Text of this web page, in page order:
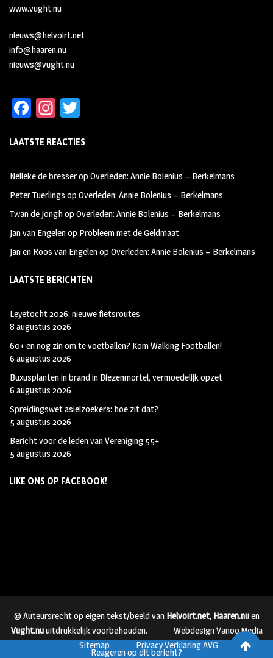
www.vught.nu
nieuws@helvoirt.net
info@haaren.nu
nieuws@vught.nu
Fa
b
oo
k
In
ag
m
tt
LAATSTE REACTIES
Nelleke de bresseropOverleden: Annie Bolenius – Berkelmans
Peter Tuerlings opOverleden: Annie Bolenius – Berkelmans
Twan de JonghopOverleden: Annie Bolenius – Berkelmans
Jan van Engelenop Probleem met de Geldmaat
Jan en Roos van EngelenopOverleden: Annie Bolenius – Berkelmans
LAATSTE BERICHTEN
Leyetocht 2026: nieuwe fietsroutes
8 augustus 2026
60+ en nog zin om te voetballen? Kom Walking Footballen!
6 augustus 2026
Buxusplanten in brand in Biezenmortel, vermoedelijk opzet
6 augustus 2026
Spreidingswet asielzoekers: hoe zit dat?
5 augustus 2026
Bericht voor de leden van Vereniging 55+
5 augustus 2026
LIKE ONS OP FACEBOOK!
Reageren op dit bericht?
© Auteursrecht op eigen tekst/beeld van Helvoirt.net, Haaren.nuen
Vught.nuuitdrukkelijk voorbehouden.
Webdesign Vanoo Media
Sitemap
Privacy Verklaring AVG